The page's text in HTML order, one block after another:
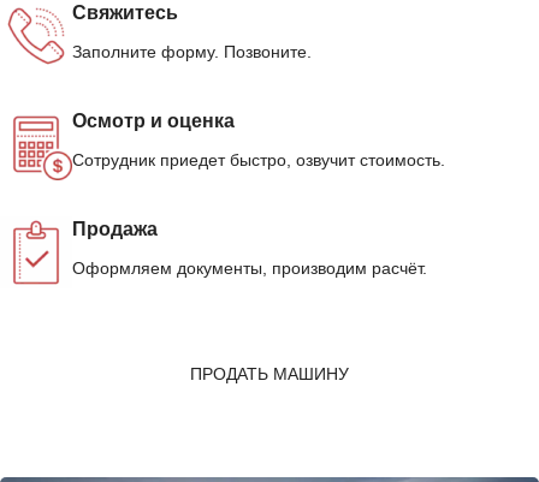
Свяжитесь
Заполните форму. Позвоните.
Осмотр и оценка
Сотрудник приедет быстро, озвучит стоимость.
Продажа
Оформляем документы, производим расчёт.
ПРОДАТЬ МАШИНУ